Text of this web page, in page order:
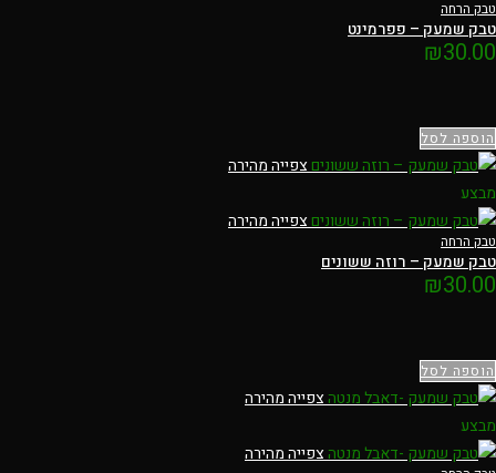
טבק הרחה
טבק שמעק – פפרמינט
₪30.00
הוספה לסל
צפייה מהירה
מבצע
צפייה מהירה
טבק הרחה
טבק שמעק – רוזה ששונים
₪30.00
הוספה לסל
צפייה מהירה
מבצע
צפייה מהירה